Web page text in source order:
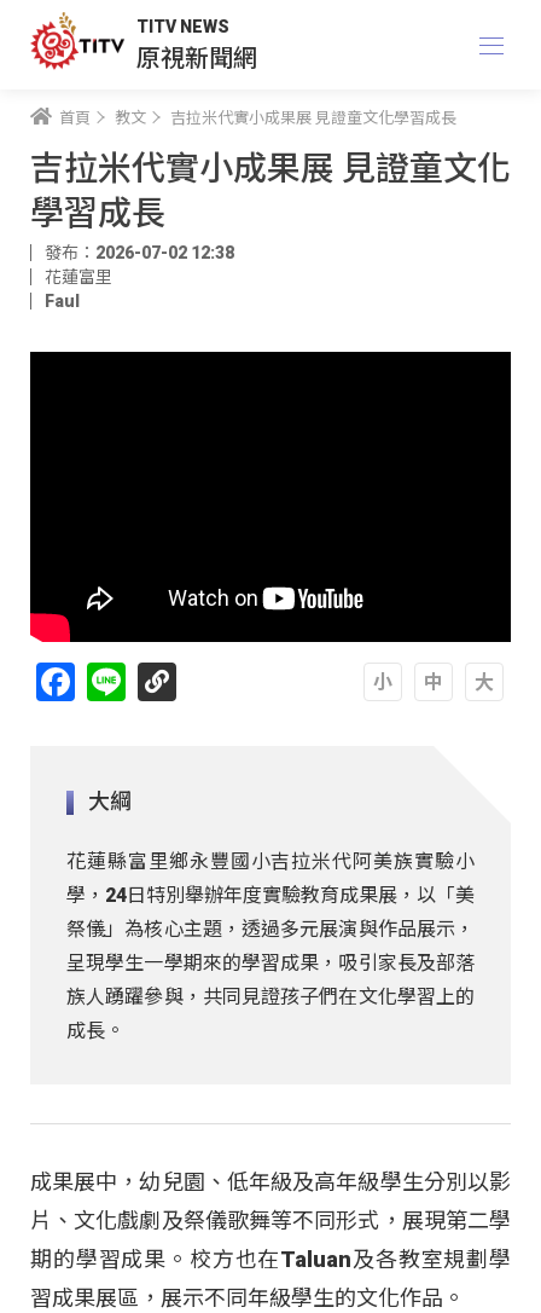
TITV NEWS
原視新聞網
首頁 教文 吉拉米代實小成果展 見證童文化學習成長
吉拉米代實小成果展 見證童文化
學習成長
發布：2026-07-02 12:38
花蓮富里
Faul
Facebook
Line
大綱
花蓮縣富里鄉永豐國小吉拉米代阿美族實驗小
學，24日特別舉辦年度實驗教育成果展，以「美
祭儀」為核心主題，透過多元展演與作品展示，
呈現學生一學期來的學習成果，吸引家長及部落
族人踴躍參與，共同見證孩子們在文化學習上的
成長。
成果展中，幼兒園、低年級及高年級學生分別以影
片、文化戲劇及祭儀歌舞等不同形式，展現第二學
期的學習成果。校方也在Taluan及各教室規劃學
習成果展區，展示不同年級學生的文化作品。